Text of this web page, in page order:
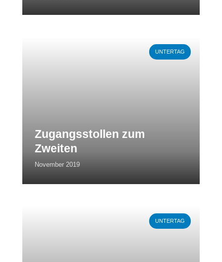
UNTERTAG
Zugangsstollen zum
Zweiten
November 2019
UNTERTAG